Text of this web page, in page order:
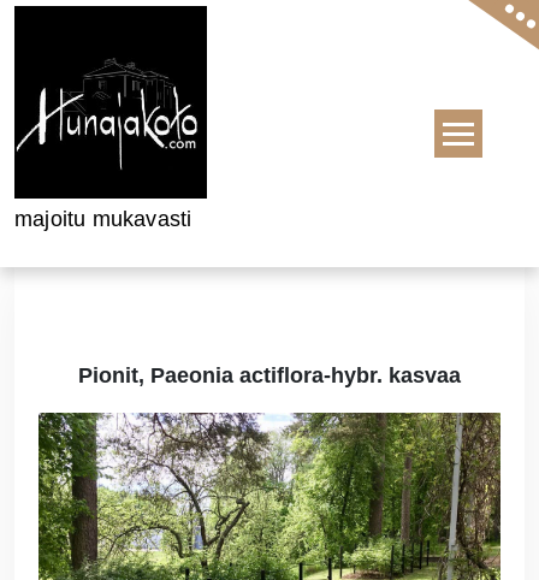
majoitu mukavasti
Pionit, Paeonia actiflora-hybr. kasvaa